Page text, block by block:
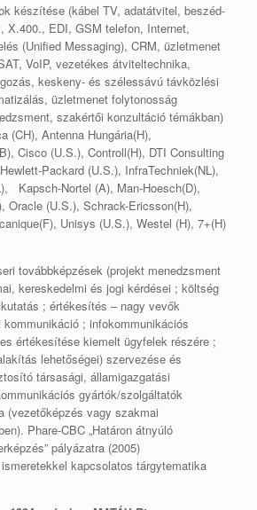
készítése (kábel TV, adatátvitel, beszéd-
X.400., EDI, GSM telefon, Internet,
(Unified Messaging), CRM, üzletmenet
VoIP, vezetékes átviteltechnika,
keskeny- és szélessávú távközlési
üzletmenet folytonosság
szakértői konzultáció témákban)
(CH), Antenna Hungária(H),
Cisco (U.S.), Controll(H), DTI Consulting
Packard (U.S.), InfraTechniek(NL),
Kapsch-Nortel (A), Man-Hoesch(D),
Oracle (U.S.), Schrack-Ericsson(H),
Unisys (U.S.), Westel (H), 7+(H)
továbbképzések (projekt menedzsment
kereskedelmi és jogi kérdései ; költség
; értékesítés – nagy vevők
; infokommunikációs
értékesítése kiemelt ügyfelek részére ;
lehetőségei) szervezése és
társasági, államigazgatási
gyártók/szolgáltatók
(vezetőképzés vagy szakmai
Phare-CBC „Határon átnyúló
pályázatra (2005)
kapcsolatos tárgytematika